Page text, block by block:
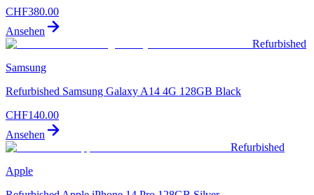
CHF380.00
Ansehen
Refurbished
Samsung
Refurbished Samsung Galaxy A14 4G 128GB Black
CHF140.00
Ansehen
Refurbished
Apple